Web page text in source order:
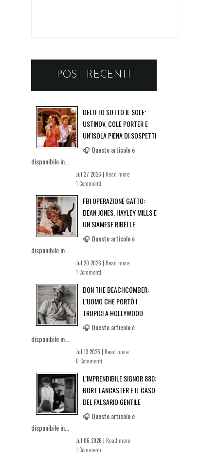
POST RECENTI
DELITTO SOTTO IL SOLE:
USTINOV, COLE PORTER E
UN’ISOLA PIENA DI SOSPETTI
🎧 Questo articolo è
disponibile in...
Jul 27 2026 | Read more
1 Commenti
FBI OPERAZIONE GATTO:
DEAN JONES, HAYLEY MILLS E
UN SIAMESE RIBELLE
🎧 Questo articolo è
disponibile in...
Jul 20 2026 | Read more
1 Commenti
DON THE BEACHCOMBER:
L’UOMO CHE PORTÒ I
TROPICI A HOLLYWOOD
🎧 Questo articolo è
disponibile in...
Jul 13 2026 | Read more
0 Commenti
L’IMPRENDIBILE SIGNOR 880:
BURT LANCASTER E IL CASO
DEL FALSARIO GENTILE
🎧 Questo articolo è
disponibile in...
Jul 06 2026 | Read more
1 Commenti